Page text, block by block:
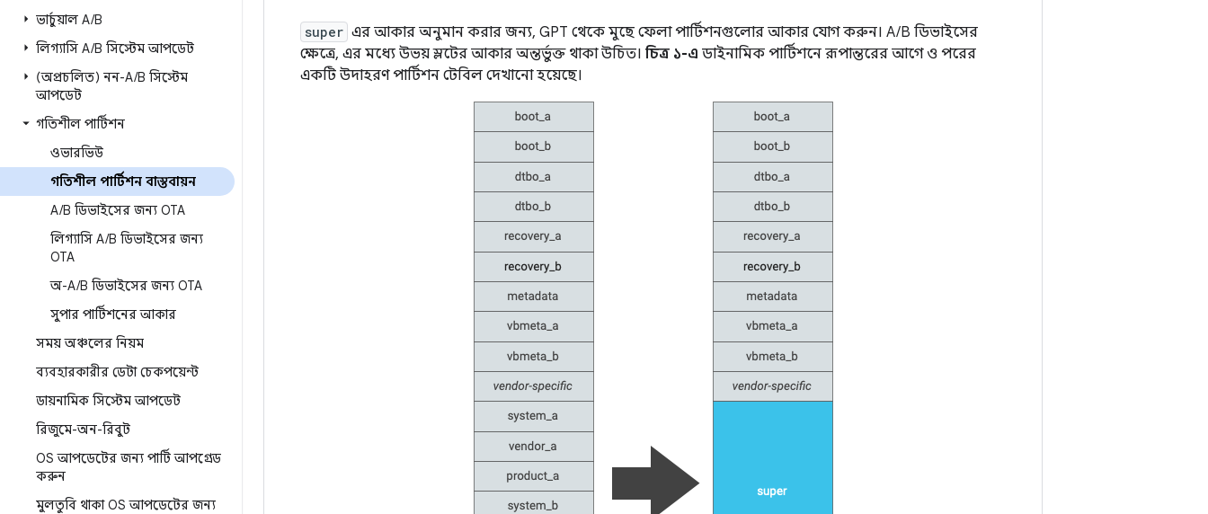
ভার্চুয়াল A/B
লিগ্যাসি A/B সিস্টেম আপডেট
(অপ্রচলিত) নন-A/B সিস্টেম
আপডেট
গতিশীল পার্টিশন
ওভারভিউ
গতিশীল পার্টিশন বাস্তবায়ন
A/B ডিভাইসের জন্য OTA
লিগ্যাসি A/B ডিভাইসের জন্য
OTA
অ-A/B ডিভাইসের জন্য OTA
সুপার পার্টিশনের আকার
সময় অঞ্চলের নিয়ম
ব্যবহারকারীর ডেটা চেকপয়েন্ট
ডায়নামিক সিস্টেম আপডেট
রিজুমে-অন-রিবুট
OS আপডেটের জন্য পার্টি আপগ্রেড
করুন
মুলতুবি থাকা OS আপডেটের জন্য
super এর আকার অনুমান করার জন্য, GPT থেকে মুছে ফেলা পার্টিশনগুলোর আকার যোগ করুন। A/B ডিভাইসের
ক্ষেত্রে, এর মধ্যে উভয় স্লটের আকার অন্তর্ভুক্ত থাকা উচিত। চিত্র ১-এ ডাইনামিক পার্টিশনে রূপান্তরের আগে ও পরের
একটি উদাহরণ পার্টিশন টেবিল দেখানো হয়েছে।